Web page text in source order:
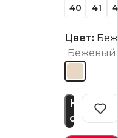
40
41
Цвет:
Бежевый
Купить
сейчас